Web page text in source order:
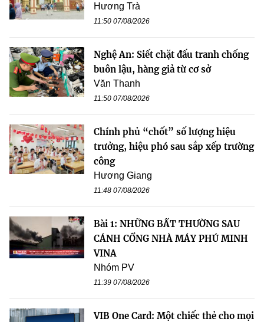
Hương Trà
11:50 07/08/2026
Nghệ An: Siết chặt đấu tranh chống
buôn lậu, hàng giả từ cơ sở
Văn Thanh
11:50 07/08/2026
Chính phủ “chốt” số lượng hiệu
trưởng, hiệu phó sau sắp xếp trường
công
Hương Giang
11:48 07/08/2026
Bài 1: NHỮNG BẤT THƯỜNG SAU
CÁNH CỔNG NHÀ MÁY PHÚ MINH
VINA
Nhóm PV
11:39 07/08/2026
VIB One Card: Một chiếc thẻ cho mọi